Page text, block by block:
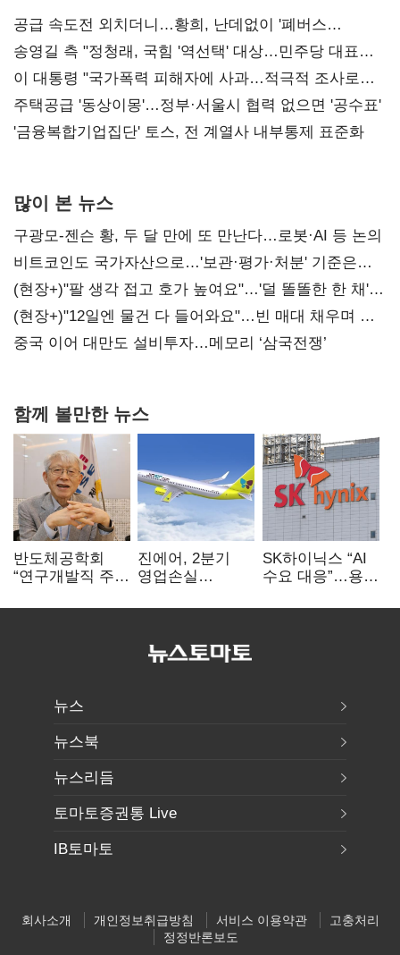
공급 속도전 외치더니…황희, 난데없이 '폐버스
리모델링' 제안
송영길 측 "정청래, 국힘 '역선택' 대상…민주당 대표로
총선 지휘 못해"
이 대통령 "국가폭력 피해자에 사과…적극적 조사로
진실 밝혀야"
주택공급 '동상이몽'…정부·서울시 협력 없으면 '공수표'
'금융복합기업집단' 토스, 전 계열사 내부통제 표준화
많이 본 뉴스
구광모-젠슨 황, 두 달 만에 또 만난다…로봇·AI 등 논의
비트코인도 국가자산으로…'보관·평가·처분' 기준은
숙제
(현장+)"팔 생각 접고 호가 높여요"…'덜 똘똘한 한 채'
20억 키맞추기
(현장+)"12일엔 물건 다 들어와요"…빈 매대 채우며 문
연 홈플러스
중국 이어 대만도 설비투자…메모리 ‘삼국전쟁’
함께 볼만한 뉴스
반도체공학회
“연구개발직 주
개선해야”
진에어, 2분기
영업손실
상승 여파
SK하이닉스 “AI
수요 대응”…용인
투자
뉴스
뉴스북
뉴스리듬
토마토증권통 Live
IB토마토
회사소개 개인정보취급방침 서비스 이용약관
고충처리
정정반론보도